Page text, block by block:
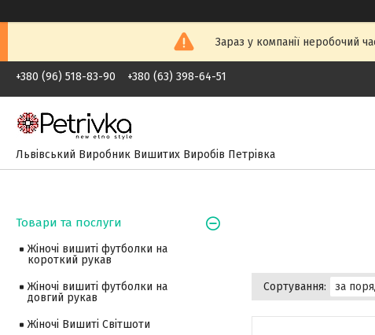
Зараз у компанії неробочий
+380 (96) 518-83-90 +380 (63) 398-64-51
Львівський Виробник Вишитих Виробів Петрівка
Товари та послуги
Жіночі вишиті футболки на
короткий рукав
Жіночі вишиті футболки на
довгий рукав
Жіночі Вишиті Світшоти